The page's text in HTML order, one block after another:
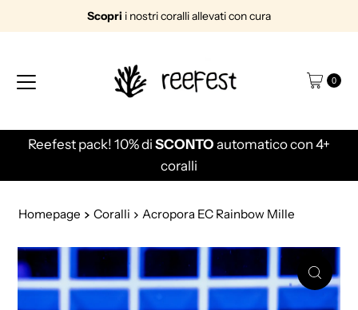
Vai direttamente ai contenuti
Scopri i nostri coralli allevati con cura
0
Reefest pack! 10% di SCONTO automatico con 4+
coralli
Homepage Coralli Acropora EC Rainbow Mille